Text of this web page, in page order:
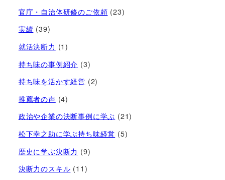
官庁・自治体研修のご依頼 (23)
実績 (39)
就活決断力 (1)
持ち味の事例紹介 (3)
持ち味を活かす経営​ (2)
推薦者の声 (4)
政治や企業の決断事例に学ぶ (21)
松下幸之助に学ぶ持ち味経営 (5)
歴史に学ぶ決断力 (9)
決断力のスキル (11)